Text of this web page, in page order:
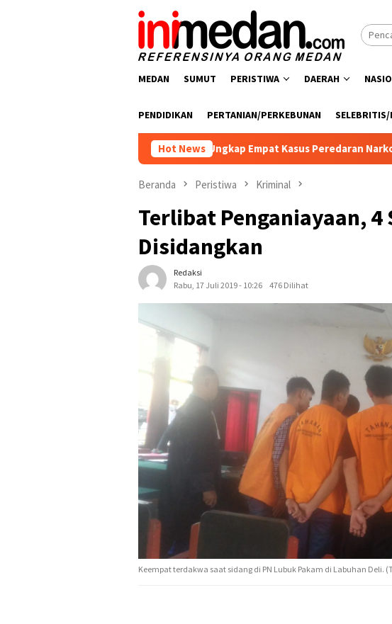
MEDAN SUMUT PERISTIWA DAERAH
PENDIDIKAN PERTANIAN/PERKEBUNAN
Hot News
Polres Batu Bara Ungkap Empat Kasus Peredaran Narkotika, Empat
Beranda Peristiwa Kriminal
Terlibat Penganiayaan, 4
Disidangkan
Redaksi
Rabu, 17 Juli 2019 - 10:26
476 Dilihat
Keempat terdakwa saat sidang di PN Lubuk Pakam di Labuhan Deli.